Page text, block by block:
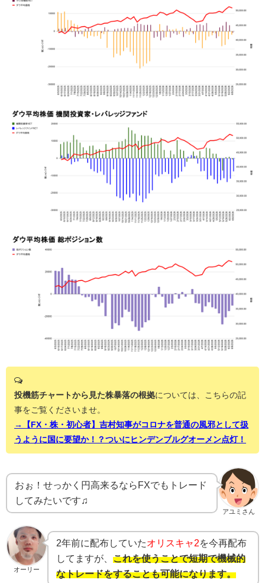
投機筋チャートから見た株暴落の根拠については、こちらの記
事をご覧くださいませ。
→【FX・株・初心者】吉村知事がコロナを普通の風邪として扱
うように国に要望か！？ついにヒンデンブルグオーメン点灯！
アユミさん
おぉ！せっかく円高来るならFXでもトレード
してみたいです♫
オーリー
2年前に配布していたオリスキャ2を今再配布
してますが、 これを使うことで短期で機械的
なトレードをすることも可能になります。